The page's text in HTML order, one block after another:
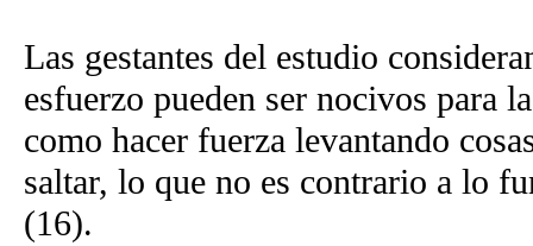
Las gestantes del estudio
esfuerzo pueden ser nocivos para
como hacer fuerza levantando
saltar, lo que no es contrario a lo
(16).